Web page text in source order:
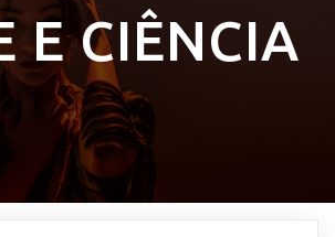
E CIÊNCIA